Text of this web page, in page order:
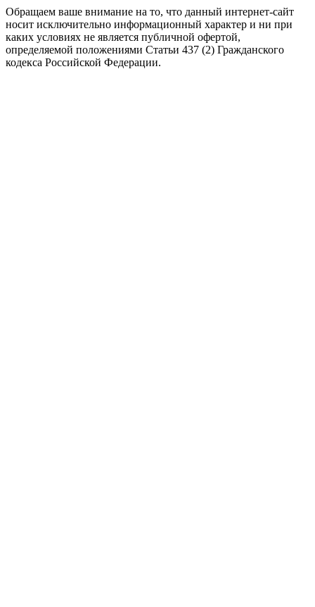
Обращаем ваше внимание на то, что данный интернет-сайт
носит исключительно информационный характер и ни при
каких условиях не является публичной офертой,
определяемой положениями Статьи 437 (2) Гражданского
кодекса Российской Федерации.